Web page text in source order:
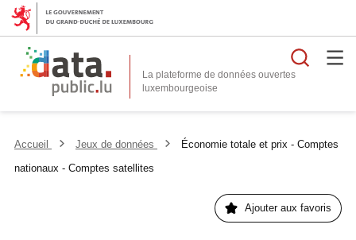
La plateforme de données ouvertes
Accueil Jeux de données
Économie totale et prix - Comptes
nationaux - Comptes satellites
Ajouter aux favoris